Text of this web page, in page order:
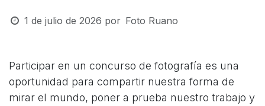
1 de julio de 2026 por Foto Ruano
Participar en un concurso de fotografía es una
oportunidad para compartir nuestra forma de
mirar el mundo, poner a prueba nuestro trabajo y